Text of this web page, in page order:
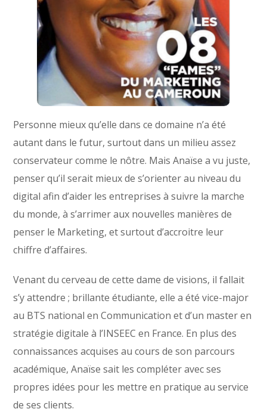
Personne mieux qu’elle dans ce domaine n’a été
autant dans le futur, surtout dans un milieu assez
conservateur comme le nôtre. Mais Anaïse a vu juste,
penser qu’il serait mieux de s’orienter au niveau du
digital afin d’aider les entreprises à suivre la marche
du monde, à s’arrimer aux nouvelles manières de
penser le Marketing, et surtout d’accroitre leur
chiffre d’affaires.
Venant du cerveau de cette dame de visions, il fallait
s’y attendre ; brillante étudiante, elle a été vice-major
au BTS national en Communication et d’un master en
stratégie digitale à l’INSEEC en France. En plus des
connaissances acquises au cours de son parcours
académique, Anaïse sait les compléter avec ses
propres idées pour les mettre en pratique au service
de ses clients.